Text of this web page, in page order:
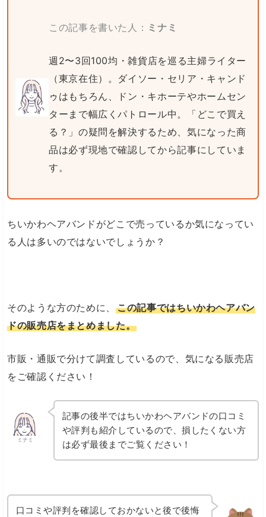
この記事を書いた人： ミナミ
週2〜3回100均・雑貨店を巡る主婦ライター
（東京在住）。ダイソー・セリア・キャンド
ゥはもちろん、ドン・キホーテやホームセン
ターまで幅広くパトロール中。「どこで買え
る？」の疑問を解決するため、気になった商
品は必ず現地で確認してから記事にしていま
す。
ちいかわヘアバンドがどこで売っているか気になってい
る人は多いのではないでしょうか？
そのような方のために、この記事ではちいかわヘアバン
ドの販売店をまとめました。
市販・通販で分けて調査しているので、気になる販売店
をご確認ください！
ミナミ
記事の後半ではちいかわヘアバンドの口コミ
や評判も紹介しているので、損したくない方
は必ず最後までご覧ください！
口コミや評判を確認しておかないと後で後悔